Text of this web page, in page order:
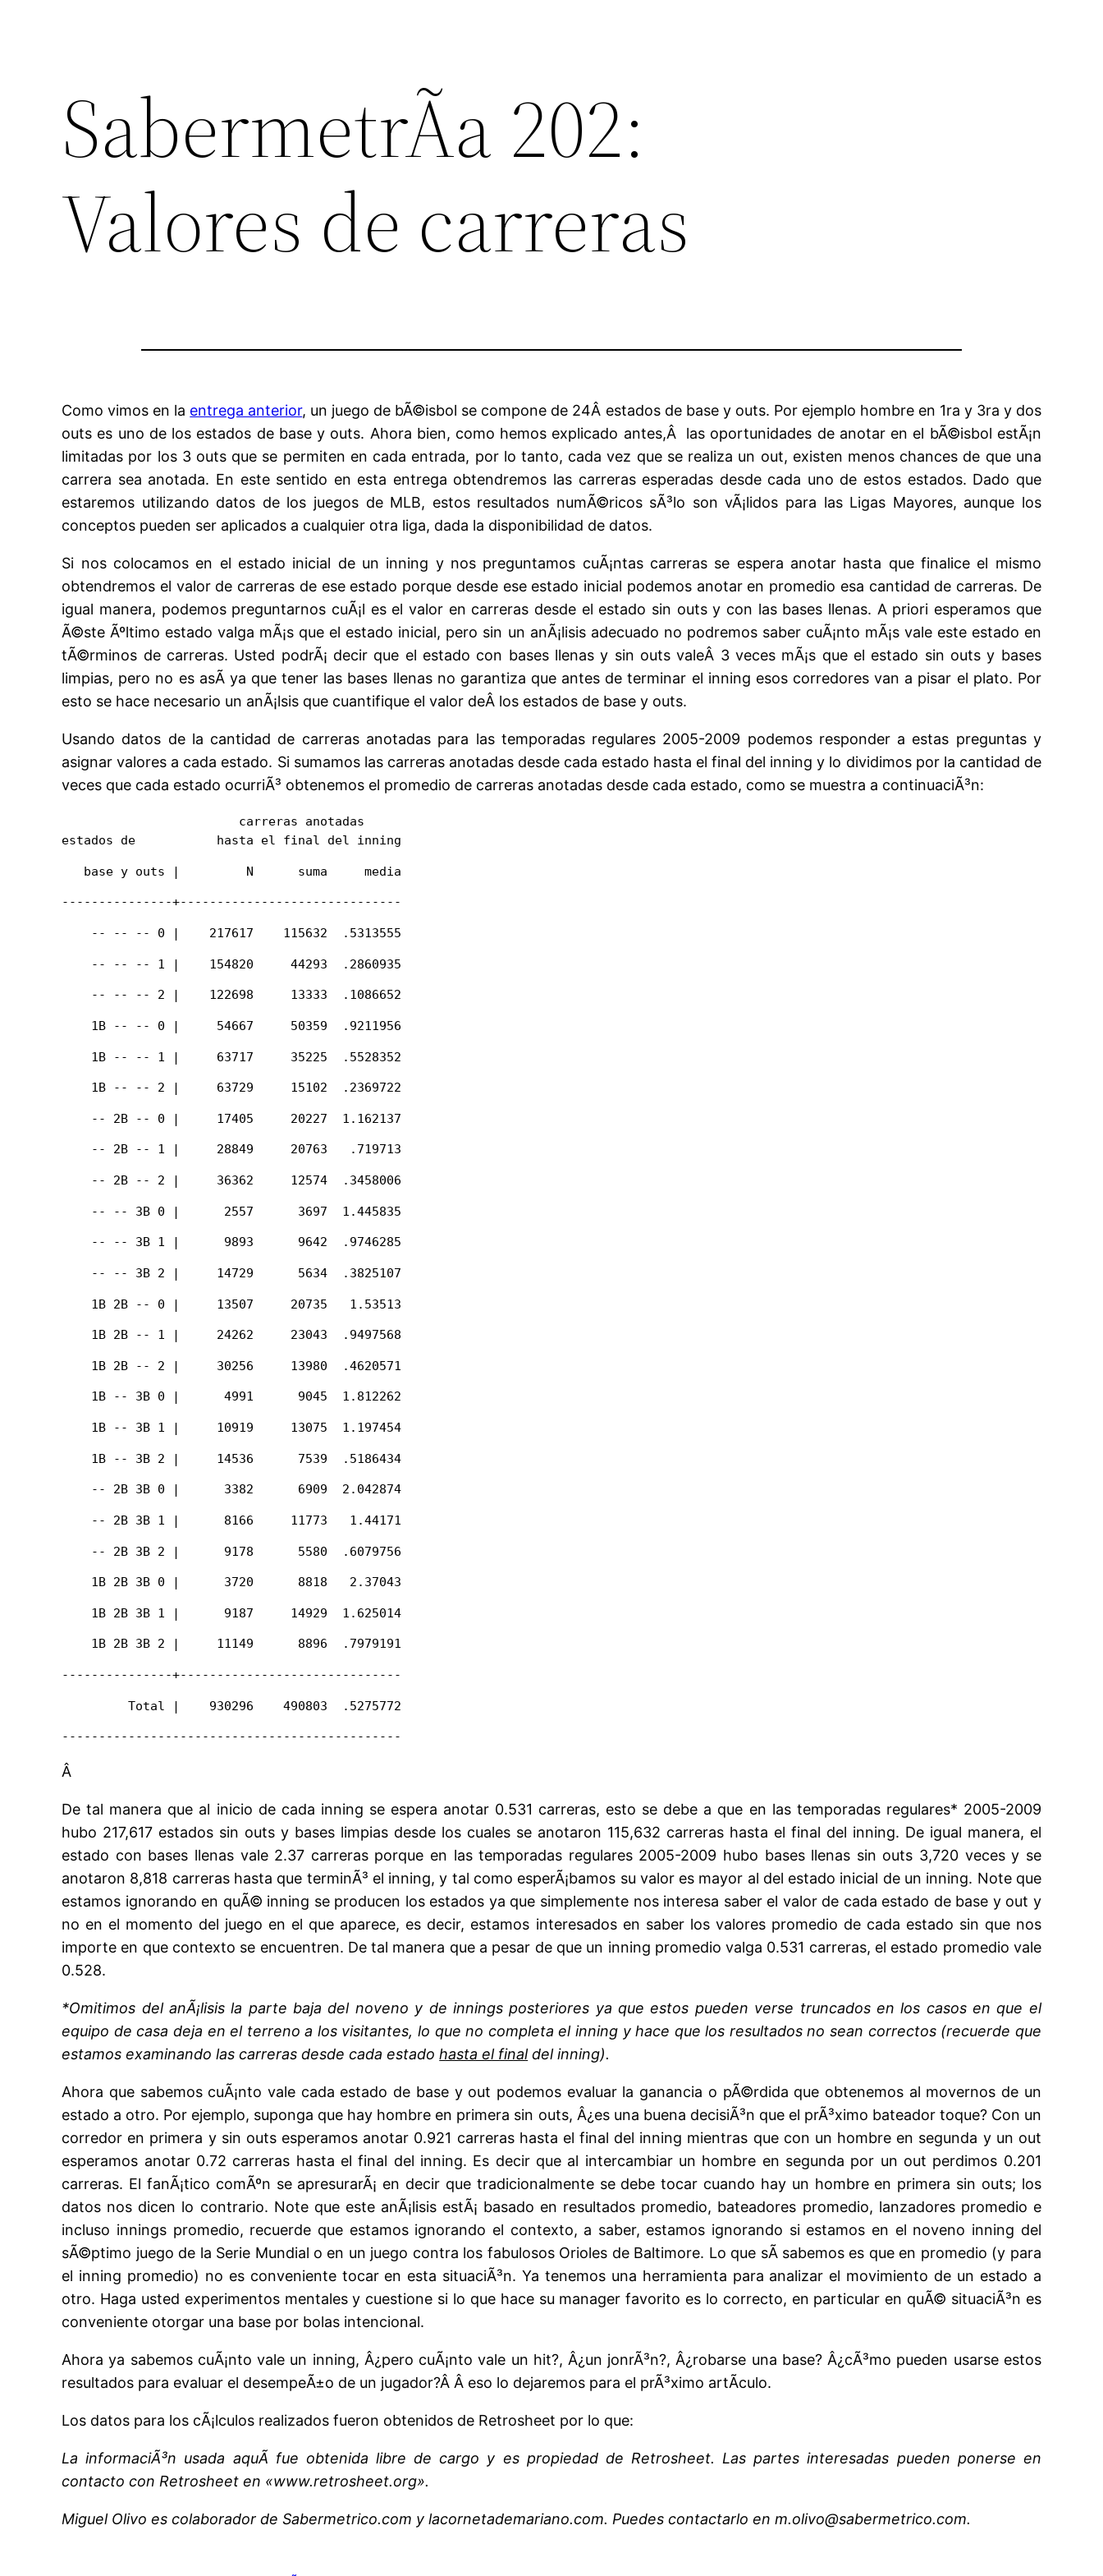
SabermetrÃ­a 202:
Valores de carreras
Como vimos en la entrega anterior, un juego de bÃ©isbol se compone de 24Â estados de base y outs. Por ejemplo hombre en 1ra y 3ra y dos
outs es uno de los estados de base y outs. Ahora bien, como hemos explicado antes,Â las oportunidades de anotar en el bÃ©isbol estÃ¡n
limitadas por los 3 outs que se permiten en cada entrada, por lo tanto, cada vez que se realiza un out, existen menos chances de que una
carrera sea anotada. En este sentido en esta entrega obtendremos las carreras esperadas desde cada uno de estos estados. Dado que
estaremos utilizando datos de los juegos de MLB, estos resultados numÃ©ricos sÃ³lo son vÃ¡lidos para las Ligas Mayores, aunque los
conceptos pueden ser aplicados a cualquier otra liga, dada la disponibilidad de datos.
Si nos colocamos en el estado inicial de un inning y nos preguntamos cuÃ¡ntas carreras se espera anotar hasta que finalice el mismo
obtendremos el valor de carreras de ese estado porque desde ese estado inicial podemos anotar en promedio esa cantidad de carreras. De
igual manera, podemos preguntarnos cuÃ¡l es el valor en carreras desde el estado sin outs y con las bases llenas. A priori esperamos que
Ã©ste Ãºltimo estado valga mÃ¡s que el estado inicial, pero sin un anÃ¡lisis adecuado no podremos saber cuÃ¡nto mÃ¡s vale este estado en
tÃ©rminos de carreras. Usted podrÃ¡ decir que el estado con bases llenas y sin outs valeÂ 3 veces mÃ¡s que el estado sin outs y bases
limpias, pero no es asÃ­ ya que tener las bases llenas no garantiza que antes de terminar el inning esos corredores van a pisar el plato. Por
esto se hace necesario un anÃ¡lsis que cuantifique el valor deÂ los estados de base y outs.
Usando datos de la cantidad de carreras anotadas para las temporadas regulares 2005-2009 podemos responder a estas preguntas y
asignar valores a cada estado. Si sumamos las carreras anotadas desde cada estado hasta el final del inning y lo dividimos por la cantidad de
veces que cada estado ocurriÃ³ obtenemos el promedio de carreras anotadas desde cada estado, como se muestra a continuaciÃ³n:
                        carreras anotadas
estados de           hasta el final del inning
   base y outs |         N      suma     media
---------------+------------------------------
    -- -- -- 0 |    217617    115632  .5313555
    -- -- -- 1 |    154820     44293  .2860935
    -- -- -- 2 |    122698     13333  .1086652
    1B -- -- 0 |     54667     50359  .9211956
    1B -- -- 1 |     63717     35225  .5528352
    1B -- -- 2 |     63729     15102  .2369722
    -- 2B -- 0 |     17405     20227  1.162137
    -- 2B -- 1 |     28849     20763   .719713
    -- 2B -- 2 |     36362     12574  .3458006
    -- -- 3B 0 |      2557      3697  1.445835
    -- -- 3B 1 |      9893      9642  .9746285
    -- -- 3B 2 |     14729      5634  .3825107
    1B 2B -- 0 |     13507     20735   1.53513
    1B 2B -- 1 |     24262     23043  .9497568
    1B 2B -- 2 |     30256     13980  .4620571
    1B -- 3B 0 |      4991      9045  1.812262
    1B -- 3B 1 |     10919     13075  1.197454
    1B -- 3B 2 |     14536      7539  .5186434
    -- 2B 3B 0 |      3382      6909  2.042874
    -- 2B 3B 1 |      8166     11773   1.44171
    -- 2B 3B 2 |      9178      5580  .6079756
    1B 2B 3B 0 |      3720      8818   2.37043
    1B 2B 3B 1 |      9187     14929  1.625014
    1B 2B 3B 2 |     11149      8896  .7979191
---------------+------------------------------
         Total |    930296    490803  .5275772
----------------------------------------------
Â
De tal manera que al inicio de cada inning se espera anotar 0.531 carreras, esto se debe a que en las temporadas regulares* 2005-2009
hubo 217,617 estados sin outs y bases limpias desde los cuales se anotaron 115,632 carreras hasta el final del inning. De igual manera, el
estado con bases llenas vale 2.37 carreras porque en las temporadas regulares 2005-2009 hubo bases llenas sin outs 3,720 veces y se
anotaron 8,818 carreras hasta que terminÃ³ el inning, y tal como esperÃ¡bamos su valor es mayor al del estado inicial de un inning. Note que
estamos ignorando en quÃ© inning se producen los estados ya que simplemente nos interesa saber el valor de cada estado de base y out y
no en el momento del juego en el que aparece, es decir, estamos interesados en saber los valores promedio de cada estado sin que nos
importe en que contexto se encuentren. De tal manera que a pesar de que un inning promedio valga 0.531 carreras, el estado promedio vale
0.528.
*Omitimos del anÃ¡lisis la parte baja del noveno y de innings posteriores ya que estos pueden verse truncados en los casos en que el
equipo de casa deja en el terreno a los visitantes, lo que no completa el inning y hace que los resultados no sean correctos (recuerde que
estamos examinando las carreras desde cada estadohasta el finaldel inning).
Ahora que sabemos cuÃ¡nto vale cada estado de base y out podemos evaluar la ganancia o pÃ©rdida que obtenemos al movernos de un
estado a otro. Por ejemplo, suponga que hay hombre en primera sin outs, Â¿es una buena decisiÃ³n que el prÃ³ximo bateador toque? Con un
corredor en primera y sin outs esperamos anotar 0.921 carreras hasta el final del inning mientras que con un hombre en segunda y un out
esperamos anotar 0.72 carreras hasta el final del inning. Es decir que al intercambiar un hombre en segunda por un out perdimos 0.201
carreras. El fanÃ¡tico comÃºn se apresurarÃ¡ en decir que tradicionalmente se debe tocar cuando hay un hombre en primera sin outs; los
datos nos dicen lo contrario. Note que este anÃ¡lisis estÃ¡ basado en resultados promedio, bateadores promedio, lanzadores promedio e
incluso innings promedio, recuerde que estamos ignorando el contexto, a saber, estamos ignorando si estamos en el noveno inning del
sÃ©ptimo juego de la Serie Mundial o en un juego contra los fabulosos Orioles de Baltimore. Lo que sÃ­ sabemos es que en promedio (y para
el inning promedio) no es conveniente tocar en esta situaciÃ³n. Ya tenemos una herramienta para analizar el movimiento de un estado a
otro. Haga usted experimentos mentales y cuestione si lo que hace su manager favorito es lo correcto, en particular en quÃ© situaciÃ³n es
conveniente otorgar una base por bolas intencional.
Ahora ya sabemos cuÃ¡nto vale un inning, Â¿pero cuÃ¡nto vale un hit?, Â¿un jonrÃ³n?, Â¿robarse una base? Â¿cÃ³mo pueden usarse estos
resultados para evaluar el desempeÃ±o de un jugador?Â Â eso lo dejaremos para el prÃ³ximo artÃ­culo.
Los datos para los cÃ¡lculos realizados fueron obtenidos de Retrosheet por lo que:
La informaciÃ³n usada aquÃ­ fue obtenida libre de cargo y es propiedad de Retrosheet. Las partes interesadas pueden ponerse en
contacto con Retrosheet en «www.retrosheet.org».
Miguel Olivo es colaborador de Sabermetrico.com y lacornetademariano.com. Puedes contactarlo en m.olivo@sabermetrico.com.